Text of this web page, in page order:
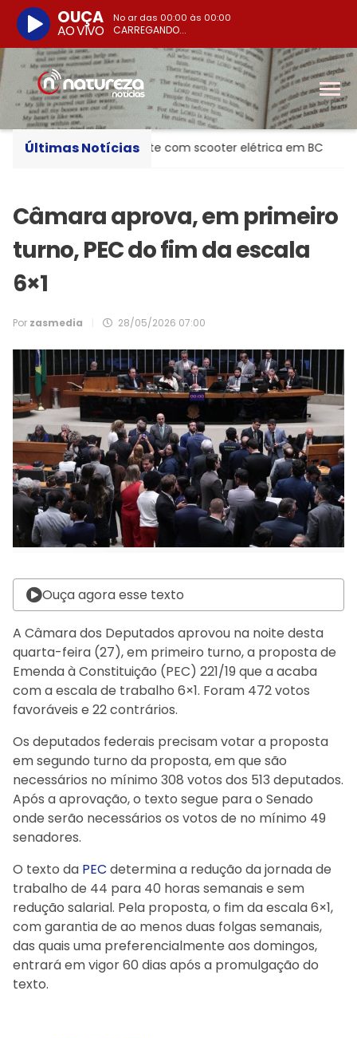
No ar das 00:00 às 00:00
CARREGANDO...
OUÇA
AO VIVO
Últimas Notícias
após bater de frente com scooter elétrica em BC
Câmara aprova, em primeiro
turno, PEC do fim da escala
6×1
Por zasmedia 28/05/2026 07:00
Ouça agora esse texto
A Câmara dos Deputados aprovou na noite desta
quarta-feira (27), em primeiro turno, a proposta de
Emenda à Constituição (PEC) 221/19 que a acaba
com a escala de trabalho 6×1. Foram 472 votos
favoráveis e 22 contrários.
Os deputados federais precisam votar a proposta
em segundo turno da proposta, em que são
necessários no mínimo 308 votos dos 513 deputados.
Após a aprovação, o texto segue para o Senado
onde serão necessários os votos de no mínimo 49
senadores.
O texto da PEC determina a redução da jornada de
trabalho de 44 para 40 horas semanais e sem
redução salarial. Pela proposta, o fim da escala 6×1,
com garantia de ao menos duas folgas semanais,
das quais uma preferencialmente aos domingos,
entrará em vigor 60 dias após a promulgação do
texto.